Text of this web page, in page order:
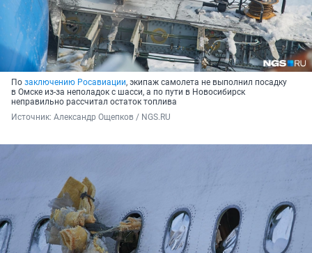
По заключению Росавиации, экипаж самолета не выполнил посадку
в Омске из-за неполадок с шасси, а по пути в Новосибирск
неправильно рассчитал остаток топлива
Источник: Александр Ощепков / NGS.RU